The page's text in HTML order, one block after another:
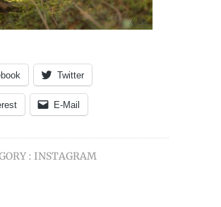
Twitter
E-Mail
: INSTAGRAM